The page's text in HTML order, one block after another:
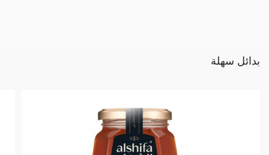
بدائل سهلة